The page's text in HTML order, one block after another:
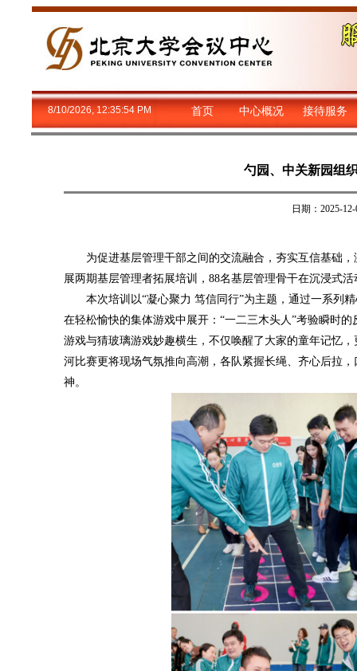
8/10/2026, 12:35:55 PM 首页 中心概况 接待服务
勺园、中关新园组
日期：2025-
为促进基层管理干部之间的交流融合，夯实互信基础
展两期基层管理者拓展培训，88名基层管理骨干在沉浸式
本次培训以“凝心聚力 笃信同行”为主题，通过一系列
在轻松愉快的集体游戏中展开：“一二三木头人”考验瞬时
游戏与猜玻璃游戏妙趣横生，不仅唤醒了大家的童年记忆
河比赛更将现场气氛推向高潮，各队紧握长绳、齐心后拉
神。